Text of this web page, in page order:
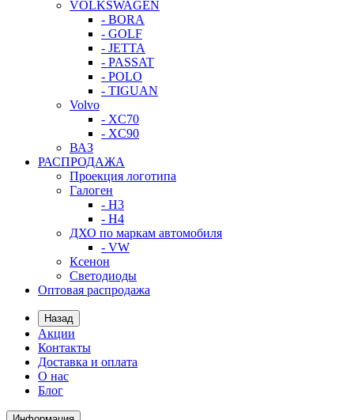
VOLKSWAGEN
- BORA
- GOLF
- JETTA
- PASSAT
- POLO
- TIGUAN
Volvo
- XC70
- XC90
ВАЗ
РАСПРОДАЖА
Проекция логотипа
Галоген
- H3
- H4
ДХО по маркам автомобиля
- VW
Ксенон
Светодиоды
Оптовая распродажа
Назад
Акции
Контакты
Доставка и оплата
О нас
Блог